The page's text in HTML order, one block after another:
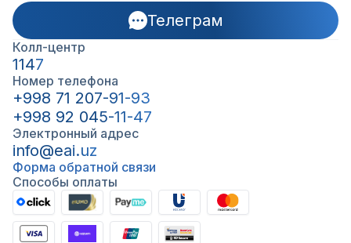
Телеграм
Колл-центр
1147
Номер телефона
+998 71 207-91-93
+998 92 045-11-47
Электронный адрес
info@eai.uz
Форма обратной связи
Способы оплаты